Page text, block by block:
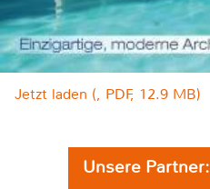
Jetzt laden (, PDF, 12.9 MB)
Unsere Partner: